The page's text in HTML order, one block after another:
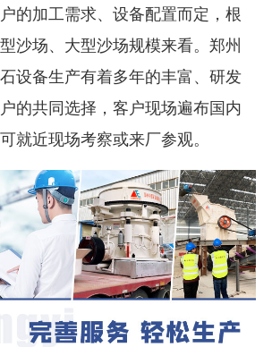
加工需求、设备配置而定，根
沙场、大型沙场规模来看。郑州
设备生产有着多年的丰富、研发
的共同选择，客户现场遍布国内
就近现场考察或来厂参观。